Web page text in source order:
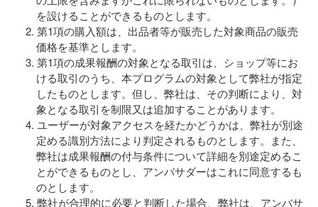
を設けることができるものとします。
第1項の購入額は、出品者等が販売した対象商品の販売
価格を基準とします。
第1項の成果報酬の対象となる取引は、ショップ等にお
ける取引のうち、本プログラムの対象として弊社が指定
したものとします。但し、弊社は、その判断により、対
象となる取引を制限又は追加することがあります。
ユーザーが対象アクセスを経たかどうかは、弊社が別途
定める識別方法により判定されるものとします。また、
弊社は成果報酬の付与条件について詳細を別途定めるこ
とができるものとし、アンバサダーはこれに同意するも
のとします。
弊社が合理的に必要と判断した場合、弊社は、アンバサ